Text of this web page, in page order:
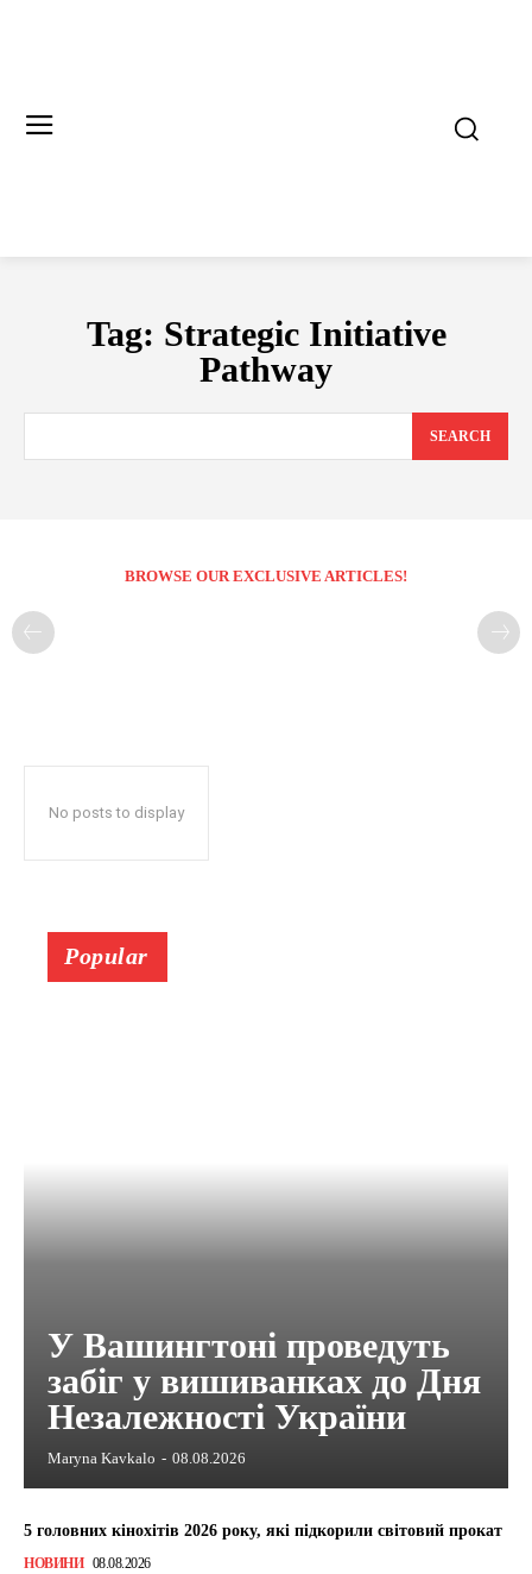
Tag: Strategic Initiative
Pathway
SEARCH
BROWSE OUR EXCLUSIVE ARTICLES!
No posts to display
Popular
У Вашингтоні проведуть
забіг у вишиванках до Дня
Незалежності України
Maryna Kavkalo - 08.08.2026
5 головних кінохітів 2026 року, які підкорили світовий прокат
НОВИНИ 08.08.2026